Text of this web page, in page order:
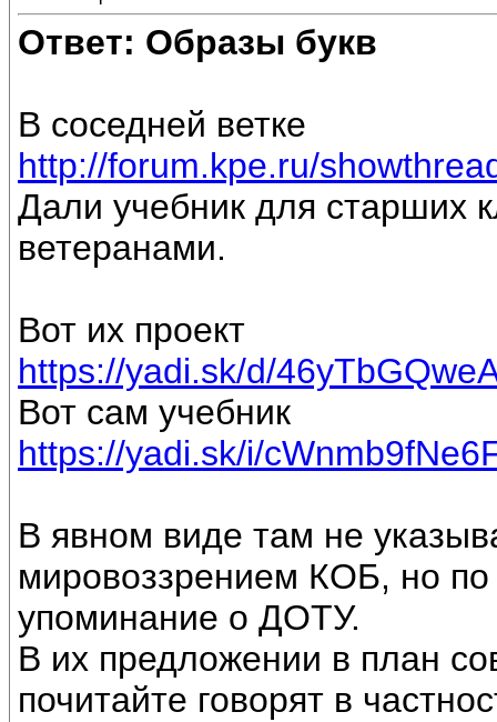
Ответ: Образы букв
В соседней ветке
http://forum.kpe.ru/
Дали учебник для старших
ветеранами.
Вот их проект
https://yadi.sk/d/
Вот сам учебник
https://yadi.sk/i/
В явном виде там не
мировоззрением КОБ, но по
упоминание о ДОТУ.
В их предложении в план
почитайте говорят в